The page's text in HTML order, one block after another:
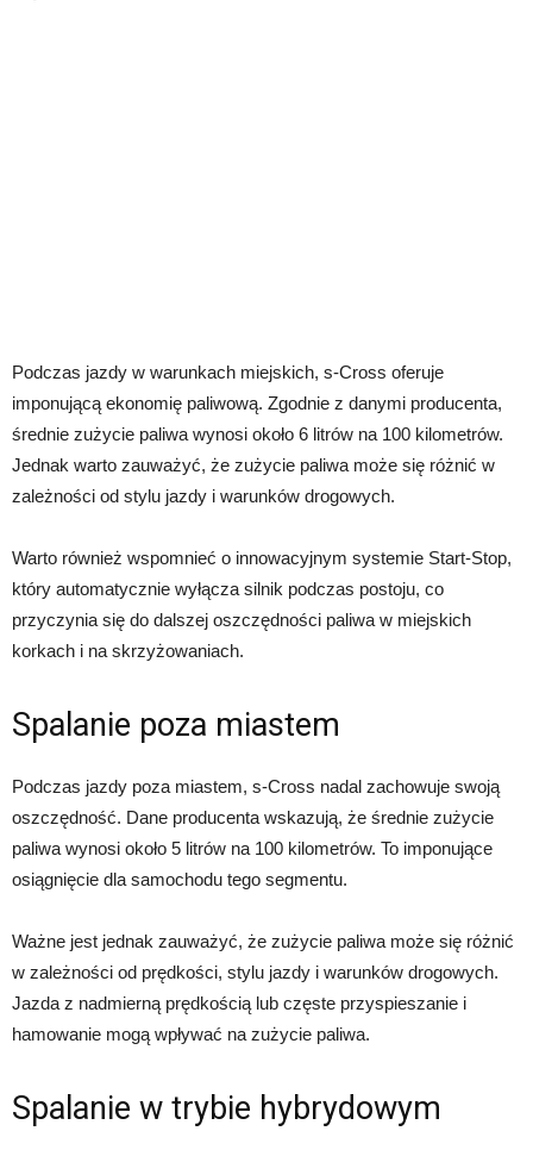
Podczas jazdy w warunkach miejskich, s-Cross oferuje
imponującą ekonomię paliwową. Zgodnie z danymi producenta,
średnie zużycie paliwa wynosi około 6 litrów na 100 kilometrów.
Jednak warto zauważyć, że zużycie paliwa może się różnić w
zależności od stylu jazdy i warunków drogowych.
Warto również wspomnieć o innowacyjnym systemie Start-Stop,
który automatycznie wyłącza silnik podczas postoju, co
przyczynia się do dalszej oszczędności paliwa w miejskich
korkach i na skrzyżowaniach.
Spalanie poza miastem
Podczas jazdy poza miastem, s-Cross nadal zachowuje swoją
oszczędność. Dane producenta wskazują, że średnie zużycie
paliwa wynosi około 5 litrów na 100 kilometrów. To imponujące
osiągnięcie dla samochodu tego segmentu.
Ważne jest jednak zauważyć, że zużycie paliwa może się różnić
w zależności od prędkości, stylu jazdy i warunków drogowych.
Jazda z nadmierną prędkością lub częste przyspieszanie i
hamowanie mogą wpływać na zużycie paliwa.
Spalanie w trybie hybrydowym